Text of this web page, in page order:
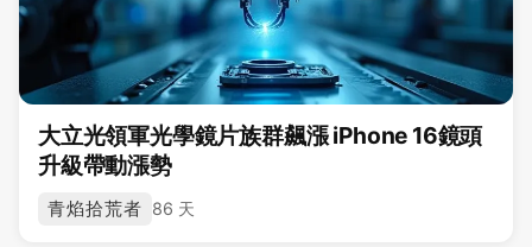
大立光領軍光學鏡片族群飆漲 iPhone 16鏡頭
升級帶動漲勢
青焰拾荒者 86 天